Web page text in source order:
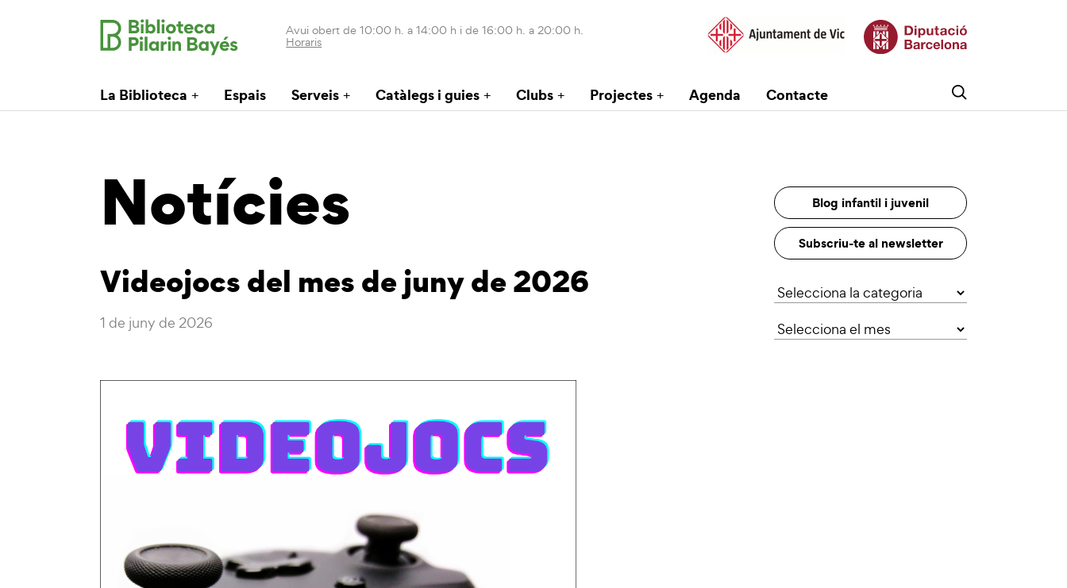
Avui obert de 10:00 h. a 14:00 h i de 16:00 h. a 20:00 h.
Horaris
La Biblioteca Espais Serveis Catàlegs i guies Clubs Projectes Agenda Contacte
Notícies Blog infantil i juvenil
Subscriu-te al newsletter
Videojocs del mes de juny de 2026
1 de juny de 2026
Categories